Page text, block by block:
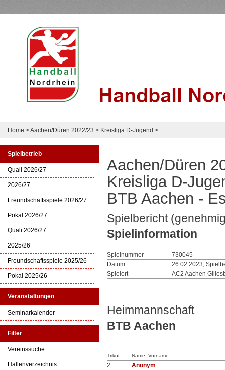
Home >Aachen/Düren 2022/23 > Kreisliga D-Jugend >
Spielbetrieb
Quali 2026/27
2026/27
Freundschaftsspiele 2026/27
Pokal 2026/27
Quali 2026/27
2025/26
Freundschaftsspiele 2025/26
Pokal 2025/26
Veranstaltungen
Seminarkalender
Filter
Vereinssuche
Hallenverzeichnis
Aachen/Düren
Kreisliga D-
BTB Aachen -
Spielbericht
Spielinformation
Spielnummer
730045
Datum
26.02.2023,
Spielort
AC2 Aachen
Heimmannschaft
BTB Aachen
Trikot Name, Vorname
2
Anonym